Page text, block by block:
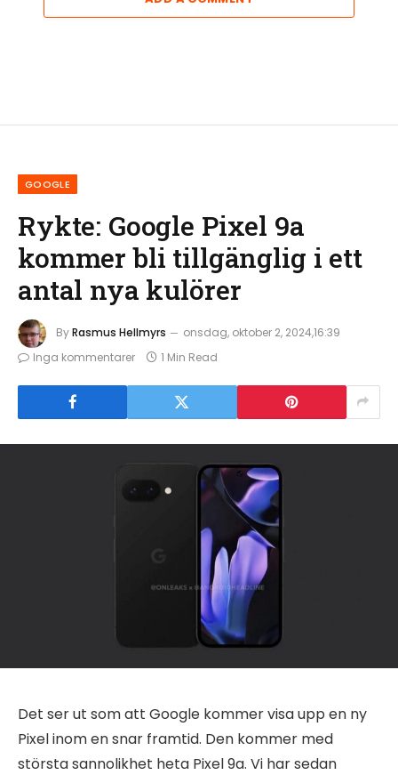
GOOGLE
Rykte: Google Pixel 9a
kommer bli tillgänglig i ett
antal nya kulörer
ByRasmus Hellmyrs
onsdag, oktober 2, 2024,16:39
Inga kommentarer
1 Min Read
Det ser ut som att Google kommer visa upp en ny
Pixel inom en snar framtid. Den kommer med
största sannolikhet heta Pixel 9a. Vi har sedan